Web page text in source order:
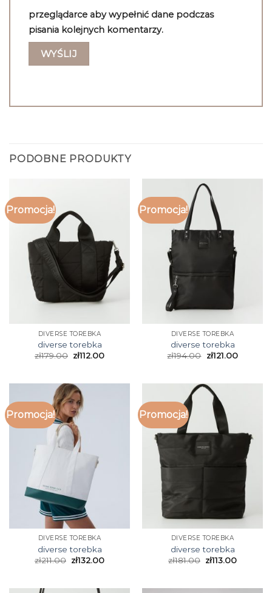
przeglądarce aby wypełnić dane podczas
pisania kolejnych komentarzy.
PODOBNE PRODUKTY
Promocja!
DIVERSE TOREBKA
diverse torebka
zł179.00 zł112.00
Promocja!
DIVERSE TOREBKA
diverse torebka
zł194.00 zł121.00
Promocja!
DIVERSE TOREBKA
diverse torebka
zł211.00 zł132.00
Promocja!
DIVERSE TOREBKA
diverse torebka
zł181.00 zł113.00